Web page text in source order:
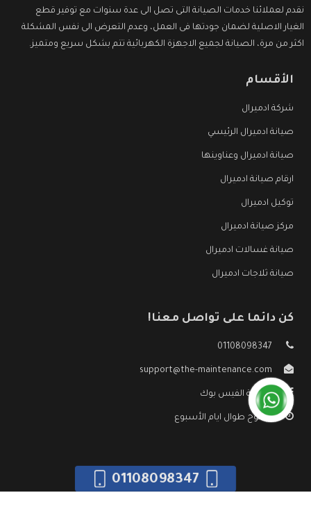
نقدم لعملائنا خدمات الصيانة التى تصل الى عدة سنوات مع توفير قطع
الغيار الاصلية لضمان جودتها فى العمل، وعدم التعرض الى نفس المشكلة
اكثر من مرة، الصيانة لجميع الاجهزة الكهربائية تتم بشكل سريع ومتميز.
الأقسام
شركة ادميرال
صيانة ادميرال الرئيسي
صيانة ادميرال وعناوينها
ارقام صيانة ادميرال
توكيل ادميرال
مركز صيانة ادميرال
صيانة غسالات ادميرال
صيانة ثلاجات ادميرال
كن دائما على تواصل معنا!
01108098347
support@the-maintenance.com
صفحة الفيس بوك
مفتوح طوال ايام الأسبوع
01108098347